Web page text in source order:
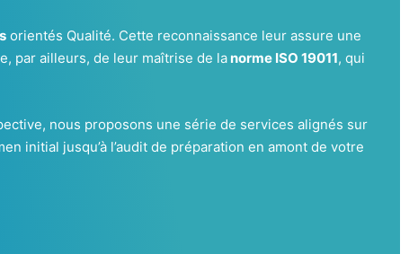
orientés Qualité. Cette reconnaissance leur assure une
par ailleurs, de leur maîtrise de la norme ISO 19011, qui
nous proposons une série de services alignés sur
initial jusqu’à l’audit de préparation en amont de votre